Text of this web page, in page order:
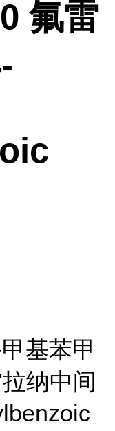
氟雷
基苯甲
纳中间